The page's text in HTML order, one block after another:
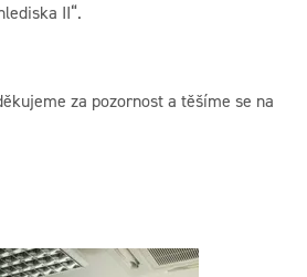
II“.
za pozornost a těšíme se na